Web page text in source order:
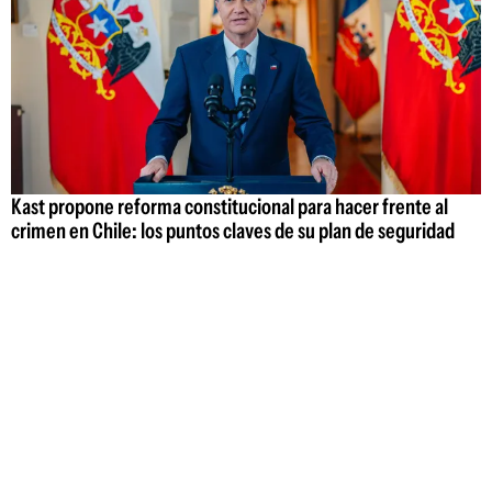
Kast propone reforma constitucional para hacer frente al
crimen en Chile: los puntos claves de su plan de seguridad